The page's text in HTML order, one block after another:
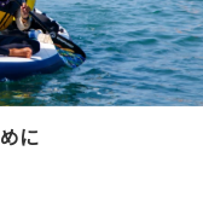
に